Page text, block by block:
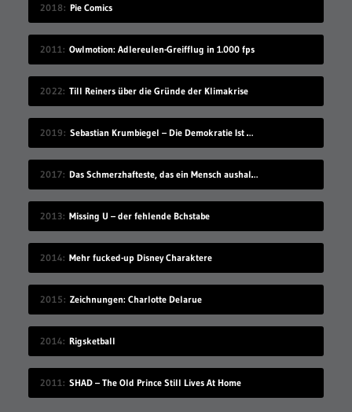
2018 Pie Comics
2011 Owlmotion: Adlereulen-Greifflug in 1.000 fps
2022 Till Reiners über die Gründe der Klimakrise
2019 Sebastian Krumbiegel – Die Demokratie Ist Weiblich
2017 Das Schmerzhafteste, das ein Mensch aushalten kann
2013 Missing U – der fehlende Bchstabe
2014 Mehr fucked-up Disney Charaktere
2015 Zeichnungen: Charlotte Delarue
2014 Rigsketball
2011 SHAD – The Old Prince Still Lives At Home